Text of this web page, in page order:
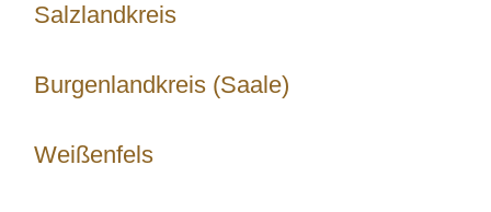
Salzlandkreis
Burgenlandkreis (Saale)
Weißenfels